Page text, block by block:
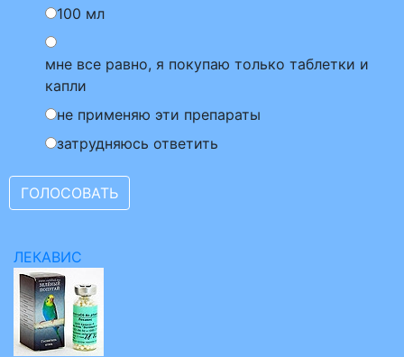
100 мл
мне все равно, я покупаю только таблетки и
капли
не применяю эти препараты
затрудняюсь ответить
ЛЕКАВИС